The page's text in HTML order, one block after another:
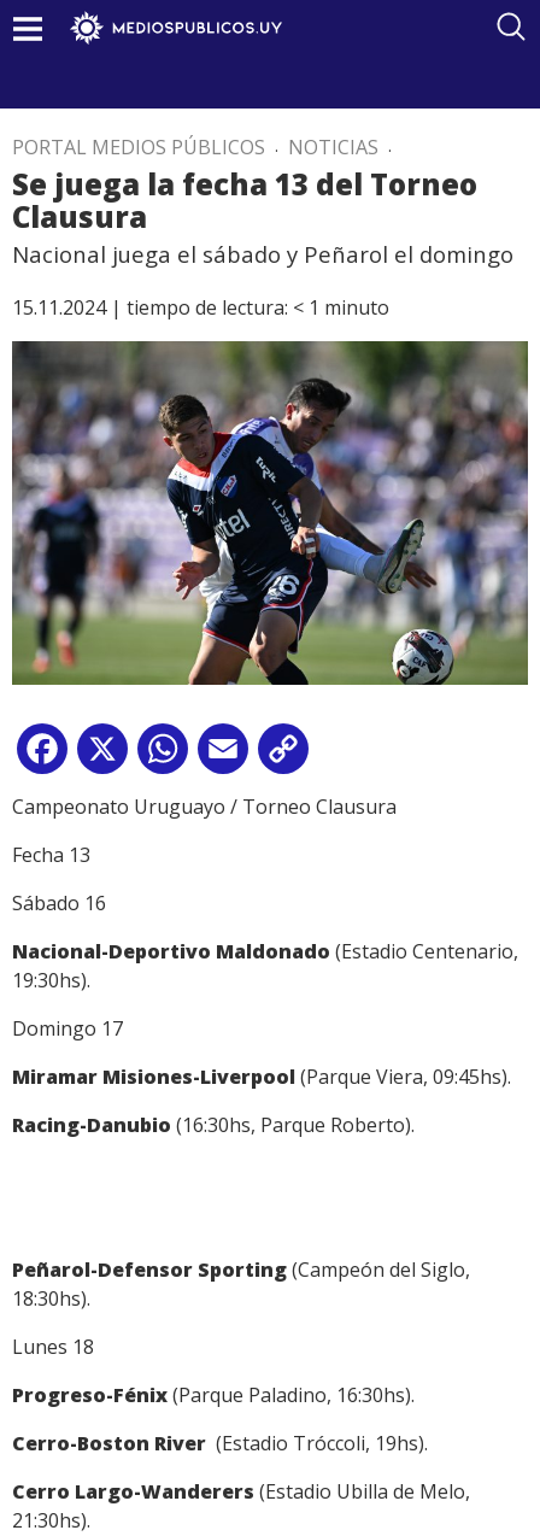
PORTAL MEDIOS PÚBLICOS . NOTICIAS .
Se juega la fecha 13 del Torneo
Clausura
Nacional juega el sábado y Peñarol el domingo
15.11.2024 | tiempo de lectura: < 1 minuto
Facebook
X WhatsApp
Email
Link
Campeonato Uruguayo / Torneo Clausura
Fecha 13
Sábado 16
Nacional-Deportivo Maldonado (Estadio Centenario,
19:30hs).
Domingo 17
Miramar Misiones-Liverpool (Parque Viera, 09:45hs).
Racing-Danubio (16:30hs, Parque Roberto).
Peñarol-Defensor Sporting(Campeón del Siglo,
18:30hs).
Lunes 18
Progreso-Fénix(Parque Paladino, 16:30hs).
Cerro-Boston River (Estadio Tróccoli, 19hs).
Cerro Largo-Wanderers (Estadio Ubilla de Melo,
21:30hs).